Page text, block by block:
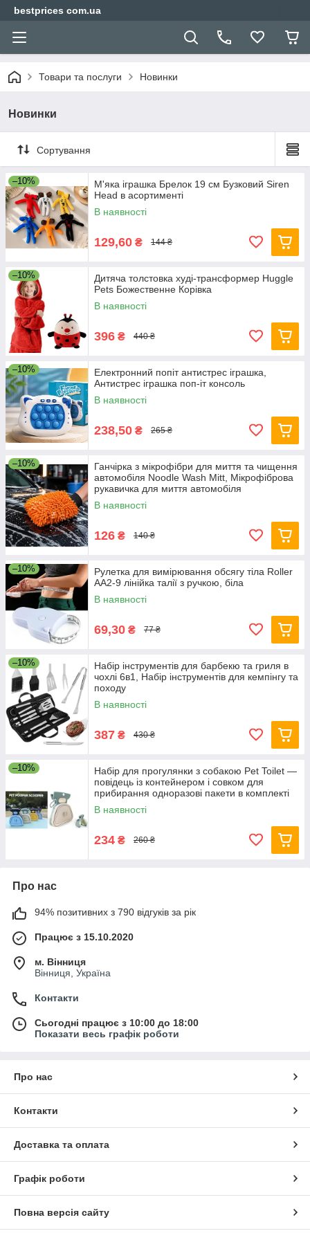
bestprices com.ua
Товари та послуги Новинки
Новинки
Сортування
–10%
М'яка іграшка Брелок 19 см Бузковий Siren
Head в асортименті
В наявності
129,60 ₴ 144 ₴
–10%
Дитяча толстовка худі-трансформер Huggle
Pets Божественне Корівка
В наявності
396 ₴ 440 ₴
–10%
Електронний попіт антистрес іграшка,
Антистрес іграшка поп-іт консоль
В наявності
238,50 ₴ 265 ₴
–10%
Ганчірка з мікрофібри для миття та чищення
автомобіля Noodle Wash Mitt, Мікрофіброва
рукавичка для миття автомобіля
В наявності
126 ₴ 140 ₴
–10%
Рулетка для вимірювання обсягу тіла Roller
AA2-9 лінійка талії з ручкою, біла
В наявності
69,30 ₴ 77 ₴
–10%
Набір інструментів для барбекю та гриля в
чохлі 6в1, Набір інструментів для кемпінгу та
походу
В наявності
387 ₴ 430 ₴
–10%
Набір для прогулянки з собакою Pet Toilet —
повідець із контейнером і совком для
прибирання одноразові пакети в комплекті
В наявності
234 ₴ 260 ₴
Про нас
94% позитивних з 790 відгуків за рік
Працює з 15.10.2020
м. Вінниця
Вінниця, Україна
Контакти
Сьогодні працює з 10:00 до 18:00
Показати весь графік роботи
Про нас
Контакти
Доставка та оплата
Графік роботи
Повна версія сайту